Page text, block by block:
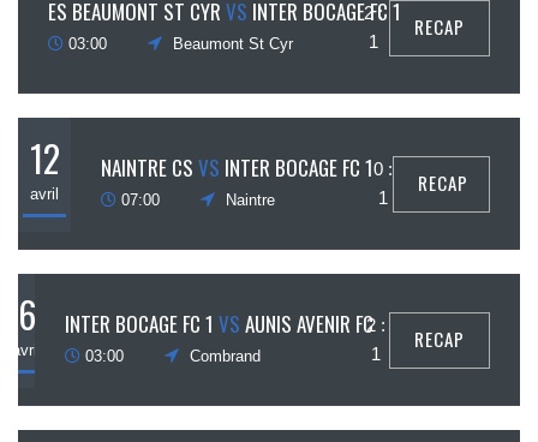
ES BEAUMONT ST CYR VS INTER BOCAGE FC 1
03:00 Beaumont St Cyr
2 :
1
RECAP
12
avril
NAINTRE CS VS INTER BOCAGE FC 1
07:00 Naintre
0 :
1
RECAP
6
avril
INTER BOCAGE FC 1 VS AUNIS AVENIR FC
03:00 Combrand
2 :
1
RECAP